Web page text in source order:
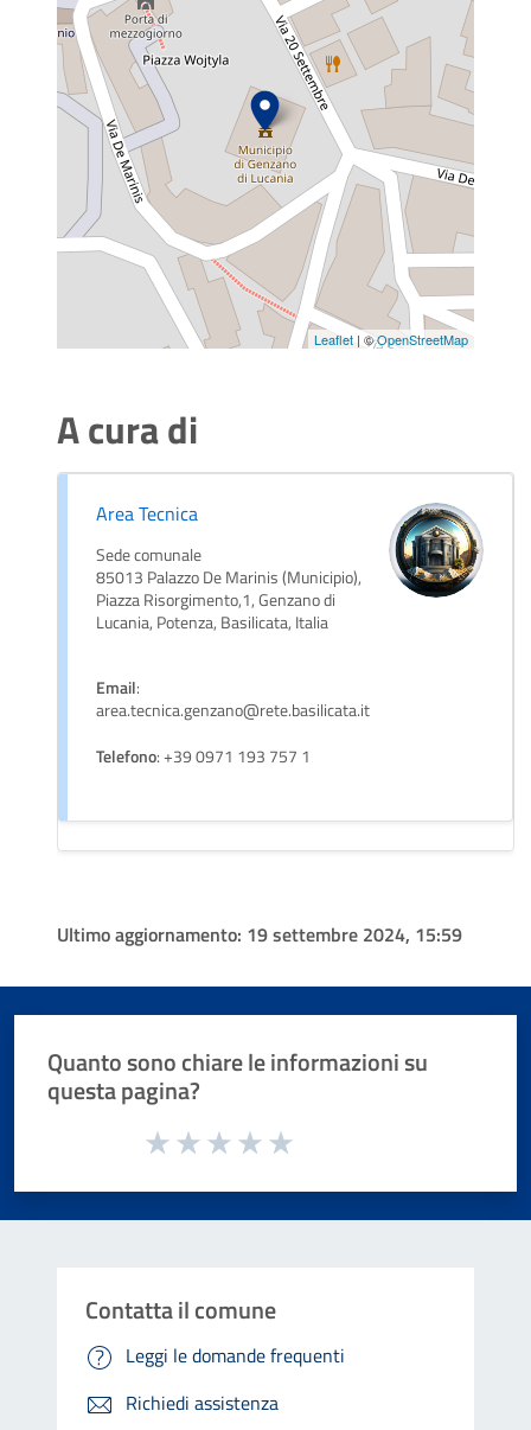
Leaflet | ©OpenStreetMap
A cura di
Area Tecnica
Sede comunale
85013 Palazzo De Marinis (Municipio),
Piazza Risorgimento,1, Genzano di
Lucania, Potenza, Basilicata, Italia
Email:
area.tecnica.genzano@rete.basilicata.it
Telefono: +39 0971 193 757 1
Ultimo aggiornamento: 19 settembre 2024, 15:59
Quanto sono chiare le informazioni su
questa pagina?
Valuta da 1 a 5 stelle la pagina
Contatta il comune
Leggi le domande frequenti
Richiedi assistenza